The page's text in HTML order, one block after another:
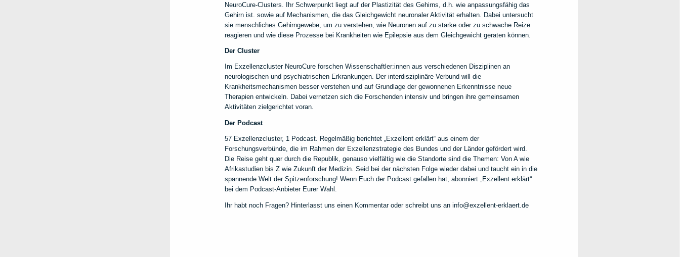
NeuroCure-Clusters. Ihr Schwerpunkt liegt auf der Plastizität des Gehirns, d.h. wie anpassungsfähig das
Gehirn ist. sowie auf Mechanismen, die das Gleichgewicht neuronaler Aktivität erhalten. Dabei untersucht
sie menschliches Gehirngewebe, um zu verstehen, wie Neuronen auf zu starke oder zu schwache Reize
reagieren und wie diese Prozesse bei Krankheiten wie Epilepsie aus dem Gleichgewicht geraten können.
Der Cluster
Im Exzellenzcluster NeuroCure forschen Wissenschaftler:innen aus verschiedenen Disziplinen an
neurologischen und psychiatrischen Erkrankungen. Der interdisziplinäre Verbund will die
Krankheitsmechanismen besser verstehen und auf Grundlage der gewonnenen Erkenntnisse neue
Therapien entwickeln. Dabei vernetzen sich die Forschenden intensiv und bringen ihre gemeinsamen
Aktivitäten zielgerichtet voran.
Der Podcast
57 Exzellenzcluster, 1 Podcast. Regelmäßig berichtet „Exzellent erklärt“ aus einem der
Forschungsverbünde, die im Rahmen der Exzellenzstrategie des Bundes und der Länder gefördert wird.
Die Reise geht quer durch die Republik, genauso vielfältig wie die Standorte sind die Themen: Von A wie
Afrikastudien bis Z wie Zukunft der Medizin. Seid bei der nächsten Folge wieder dabei und taucht ein in die
spannende Welt der Spitzenforschung! Wenn Euch der Podcast gefallen hat, abonniert „Exzellent erklärt“
bei dem Podcast-Anbieter Eurer Wahl.
Ihr habt noch Fragen? Hinterlasst uns einen Kommentar oder schreibt uns an info@exzellent-erklaert.de